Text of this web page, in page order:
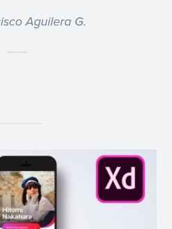
Aguilera G.